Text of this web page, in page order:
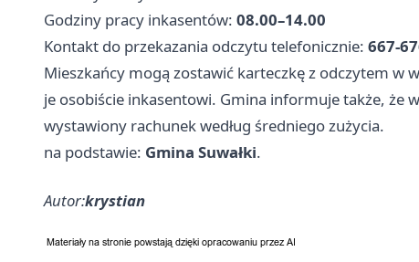
Godziny pracy inkasentów: 08.00–14.00
Kontakt do przekazania odczytu telefonicznie: 667-
Mieszkańcy mogą zostawić karteczkę z odczytem w
je osobiście inkasentowi. Gmina informuje także, że
wystawiony rachunek według średniego zużycia.
na podstawie: Gmina Suwałki.
Autor:krystian